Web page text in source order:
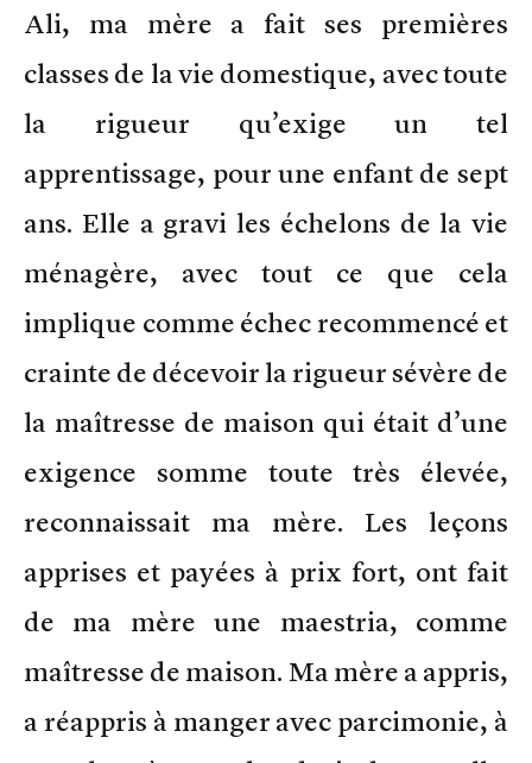
Ali, ma mère a fait ses premières
classes de la vie domestique, avec toute
la rigueur qu’exige un tel
apprentissage, pour une enfant de sept
ans. Elle a gravi les échelons de la vie
ménagère, avec tout ce que cela
implique comme échec recommencé et
crainte de décevoir la rigueur sévère de
la maîtresse de maison qui était d’une
exigence somme toute très élevée,
reconnaissait ma mère. Les leçons
apprises et payées à prix fort, ont fait
de ma mère une maestria, comme
maîtresse de maison. Ma mère a appris,
a réappris à manger avec parcimonie, à